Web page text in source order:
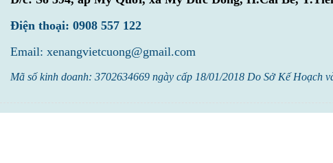
Điện thoại: 0908 557 122
Email: xenangvietcuong@gmail.com
Mã số kinh doanh: 3702634669 ngày cấp 18/01/2018 Do Sở Kế Hoạch